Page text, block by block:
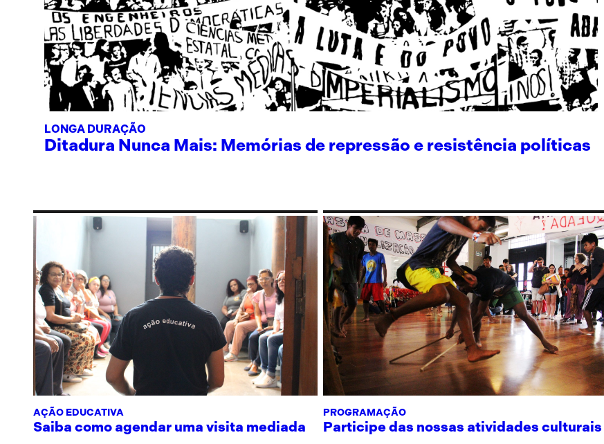
LONGA DURAÇÃO
Ditadura Nunca Mais: Memórias de repressão e resistência políticas
AÇÃO EDUCATIVA
Saiba como agendar uma visita mediada
PROGRAMAÇÃO
Participe das nossas atividades culturais